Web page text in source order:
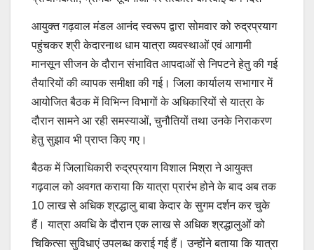
आयुक्त गढ़वाल मंडल आनंद स्वरूप द्वारा सोमवार को रुद्रप्रयाग
पहुंचकर श्री केदारनाथ धाम यात्रा व्यवस्थाओं एवं आगामी
मानसून सीजन के दौरान संभावित आपदाओं से निपटने हेतु की गई
तैयारियों की व्यापक समीक्षा की गई। जिला कार्यालय सभागार में
आयोजित बैठक में विभिन्न विभागों के अधिकारियों से यात्रा के
दौरान सामने आ रही समस्याओं, चुनौतियों तथा उनके निराकरण
हेतु सुझाव भी प्राप्त किए गए।
बैठक में जिलाधिकारी रुद्रप्रयाग विशाल मिश्रा ने आयुक्त
गढ़वाल को अवगत कराया कि यात्रा प्रारंभ होने के बाद अब तक
10 लाख से अधिक श्रद्धालु बाबा केदार के सुगम दर्शन कर चुके
हैं। यात्रा अवधि के दौरान एक लाख से अधिक श्रद्धालुओं को
चिकित्सा सुविधाएं उपलब्ध कराई गई हैं। उन्होंने बताया कि यात्रा